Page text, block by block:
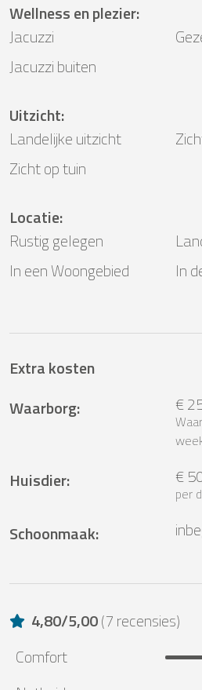
Wellness en plezier:
Jacuzzi
Jacuzzi buiten
Uitzicht:
Landelijke uitzicht
Zicht op tuin
Locatie:
Rustig gelegen
In een Woongebied
In
Extra kosten
Waarborg: €
Huisdier: €
per
Schoonmaak:
4,80/5,00(7 recensies)
Comfort